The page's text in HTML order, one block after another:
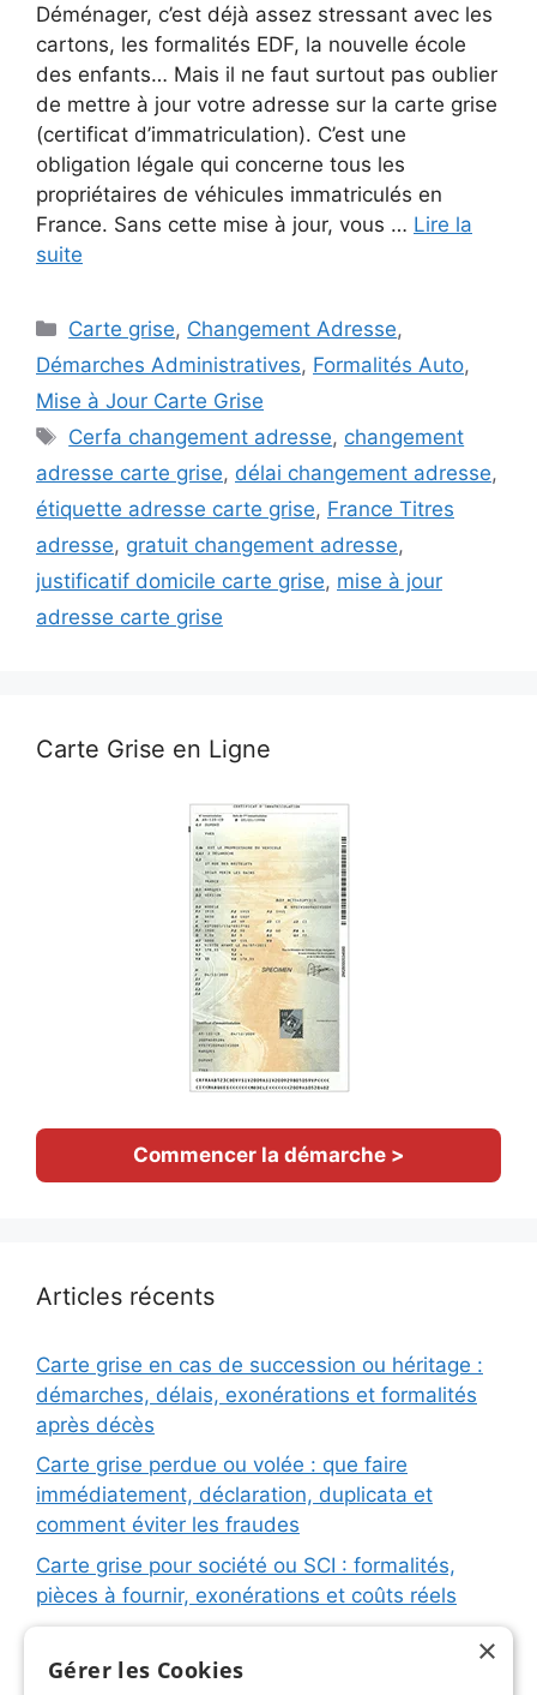
Déménager, c’est déjà assez stressant avec les
cartons, les formalités EDF, la nouvelle école
des enfants… Mais il ne faut surtout pas oublier
de mettre à jour votre adresse sur la carte grise
(certificat d’immatriculation). C’est une
obligation légale qui concerne tous les
propriétaires de véhicules immatriculés en
France. Sans cette mise à jour, vous … Lire la
suite
Catégories
Carte grise, Changement Adresse,
Démarches Administratives, Formalités Auto,
Mise à Jour Carte Grise
Étiquettes
Cerfa changement adresse, changement
adresse carte grise, délai changement adresse,
étiquette adresse carte grise, France Titres
adresse, gratuit changement adresse,
justificatif domicile carte grise, mise à jour
adresse carte grise
Carte Grise en Ligne
Commencer la démarche >
Articles récents
Carte grise en cas de succession ou héritage :
démarches, délais, exonérations et formalités
après décès
Carte grise perdue ou volée : que faire
immédiatement, déclaration, duplicata et
comment éviter les fraudes
Carte grise pour société ou SCI : formalités,
pièces à fournir, exonérations et coûts réels
immatriculation, fiche d’identification, plaques ×
Gérer les Cookies